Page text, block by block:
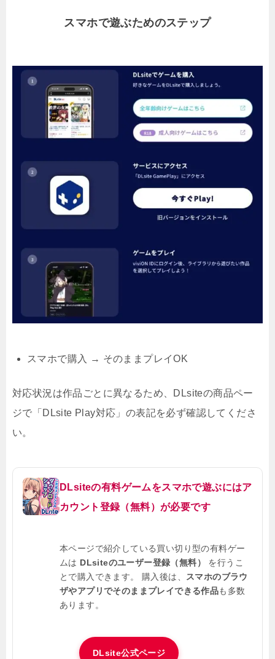
スマホで遊ぶためのステップ
スマホで購入 → そのままプレイOK
対応状況は作品ごとに異なるため、DLsiteの商品ペー
ジで「DLsite Play対応」の表記を必ず確認してくださ
い。
DLsiteの有料ゲームをスマホで遊ぶにはア
カウント登録（無料）が必要です
本ページで紹介している買い切り型の有料ゲー
ムは DLsiteのユーザー登録（無料）
を行うこ
とで購入できます。 購入後は、 スマホのブラウ
ザやアプリでそのままプレイできる作品も多数
あります。
DLsite公式ページ